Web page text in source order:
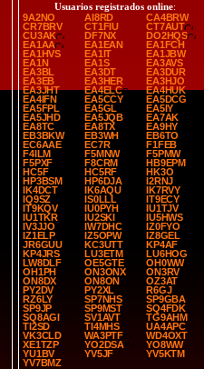
Usuarios registrados online:
9A2NO
AI8RD
CA4BRW
CR7BRV
CT1FIU
CT7AUT
CU3AK
DF7NX
DO2HQS
EA1AA
EA1EAN
EA1FCH
EA1HVS
EA1IT
EA1JBW
EA1N
EA1S
EA3AVS
EA3BL
EA3DT
EA3DUR
EA3EB
EA3HER
EA3HJO
EA3JHT
EA4ELC
EA4HUK
EA4IFN
EA5CCY
EA5DCG
EA5FPL
EA5GL
EA5IY
EA5JHD
EA5JQB
EA7AK
EA8TC
EA8TX
EA9HY
EB3BKW
EB3WH
EB6TO
EC6AAE
EC7R
F1FEB
F4ILM
F5MNW
F5PMW
F5PXF
F8CRM
HB9EPM
HC5F
HC5RF
HK3O
HP3BSM
HP6DJA
I2RNJ
IK4DCT
IK6AQU
IK7RVY
IQ9SZ
IS0LLL
IT9ECY
IT9KQV
IU0PYH
IU1TJV
IU1TKR
IU2SKI
IU5HWS
IV3JJO
IW7DHC
IZ0FYO
IZ1ELP
IZ5OPW
IZ8GEL
JR6GUU
KC3UTT
KP4AF
KP4JRS
LU3ETM
LU6HOG
LW8DLF
OE5GTE
OH0WW
OH1PH
ON3ONX
ON3RV
ON8DX
ON8ON
OZ3AT
PY2DV
PY2XL
R6GJ
RZ6LY
SP7NHS
SP9GBA
SP9JP
SP9MST
SQ4FDK
SQ8AGI
SV1AVT
TG9AHM
TI2SD
TI4MHS
UA4APC
VK3CLD
WA3PTF
WD4OXT
XE1TZP
YO2DSA
YO8WW
YU1BV
YV5JF
YV5KTM
YV7BMZ